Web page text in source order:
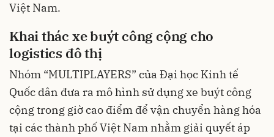
Việt Nam.
Khai thác xe buýt công cộng cho
logistics đô thị
Nhóm “MULTIPLAYERS” của Đại học Kinh tế
Quốc dân đưa ra mô hình sử dụng xe buýt công
cộng trong giờ cao điểm để vận chuyển hàng hóa
tại các thành phố Việt Nam nhằm giải quyết áp